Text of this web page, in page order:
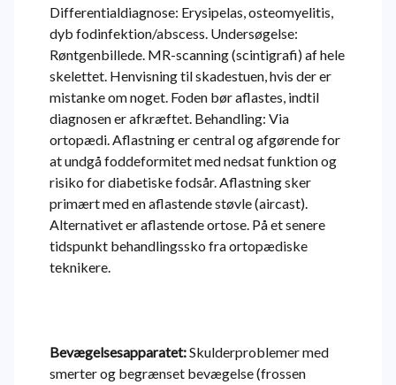
Differentialdiagnose: Erysipelas, osteomyelitis,
dyb fodinfektion/abscess. Undersøgelse:
Røntgenbillede. MR-scanning (scintigrafi) af hele
skelettet. Henvisning til skadestuen, hvis der er
mistanke om noget. Foden bør aflastes, indtil
diagnosen er afkræftet. Behandling: Via
ortopædi. Aflastning er central og afgørende for
at undgå foddeformitet med nedsat funktion og
risiko for diabetiske fodsår. Aflastning sker
primært med en aflastende støvle (aircast).
Alternativet er aflastende ortose. På et senere
tidspunkt behandlingssko fra ortopædiske
teknikere.
Bevægelsesapparatet:Skulderproblemer med
smerter og begrænset bevægelse (frossen